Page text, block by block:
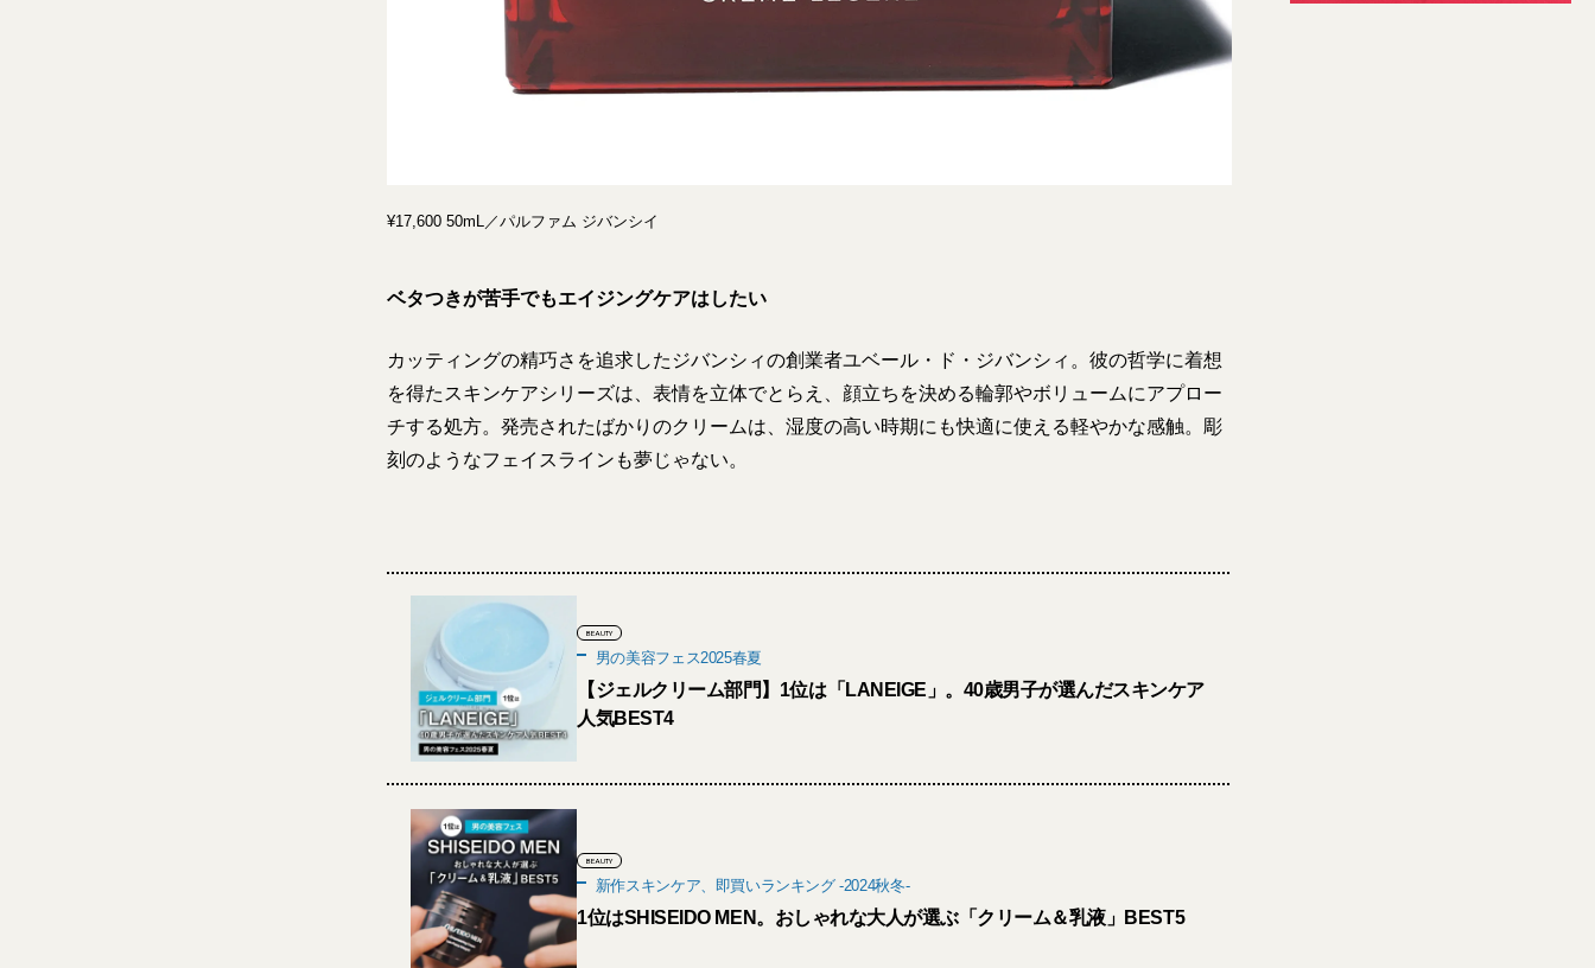
¥17,600 50mL／パルファム ジバンシイ
ベタつきが苦手でもエイジングケアはしたい
カッティングの精巧さを追求したジバンシィの創業者ユベール・ド・ジバンシィ。彼の哲学に着想
を得たスキンケアシリーズは、表情を立体でとらえ、顔立ちを決める輪郭やボリュームにアプロー
チする処方。発売されたばかりのクリームは、湿度の高い時期にも快適に使える軽やかな感触。彫
刻のようなフェイスラインも夢じゃない。
BEAUTY
男の美容フェス2025春夏
【ジェルクリーム部門】1位は「LANEIGE」。40歳男子が選んだスキンケア
人気BEST4
BEAUTY
新作スキンケア、即買いランキング -2024秋冬-
1位はSHISEIDO MEN。おしゃれな大人が選ぶ「クリーム＆乳液」BEST5